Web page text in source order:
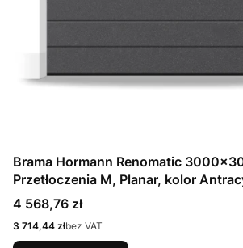
Brama Hormann Renomatic
Przetłoczenia M, Planar, kolor
metalicznym CH 703 Matt deluxe +
Cena
4 568,76 zł
Cena
3 714,44 złbez VAT